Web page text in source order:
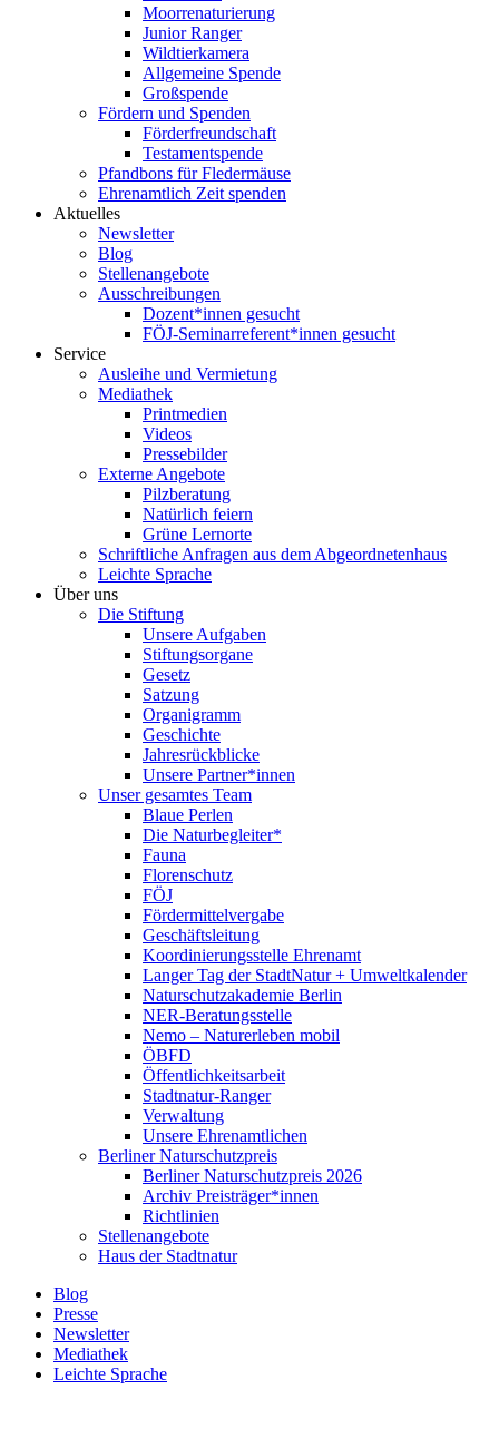
Moorrenaturierung
Junior Ranger
Wildtierkamera
Allgemeine Spende
Großspende
Fördern und Spenden
Förderfreundschaft
Testamentspende
Pfandbons für Fledermäuse
Ehrenamtlich Zeit spenden
Aktuelles
Newsletter
Blog
Stellenangebote
Ausschreibungen
Dozent*innen gesucht
FÖJ-Seminarreferent*innen gesucht
Service
Ausleihe und Vermietung
Mediathek
Printmedien
Videos
Pressebilder
Externe Angebote
Pilzberatung
Natürlich feiern
Grüne Lernorte
Schriftliche Anfragen aus dem Abgeordnetenhaus
Leichte Sprache
Über uns
Die Stiftung
Unsere Aufgaben
Stiftungsorgane
Gesetz
Satzung
Organigramm
Geschichte
Jahresrückblicke
Unsere Partner*innen
Unser gesamtes Team
Blaue Perlen
Die Naturbegleiter*
Fauna
Florenschutz
FÖJ
Fördermittelvergabe
Geschäftsleitung
Koordinierungsstelle Ehrenamt
Langer Tag der StadtNatur + Umweltkalender
Naturschutzakademie Berlin
NER-Beratungsstelle
Nemo – Naturerleben mobil
ÖBFD
Öffentlichkeitsarbeit
Stadtnatur-Ranger
Verwaltung
Unsere Ehrenamtlichen
Berliner Naturschutzpreis
Berliner Naturschutzpreis 2026
Archiv Preisträger*innen
Richtlinien
Stellenangebote
Haus der Stadtnatur
Blog
Presse
Newsletter
Mediathek
Leichte Sprache